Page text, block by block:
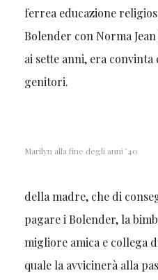
ferrea educazione
Bolender con Norma
ai sette anni, era
genitori.
Marilyn alla fine degli anni ’40
della madre, che di
pagare i Bolender, la
migliore amica e collega
quale la avvicinerà alla